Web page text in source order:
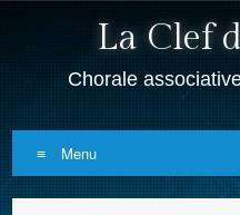
La Clef
Chorale
Menu
Skip